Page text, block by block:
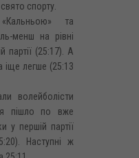
спорту.
та
менш на рівні
партії (25:17). А
іще легше (25:13
волейболісти
пішло по вже
у першій партії
Наступні ж